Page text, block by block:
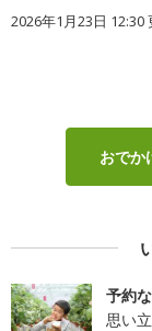
2026年1月23日 12:30
おでか
予約
思い